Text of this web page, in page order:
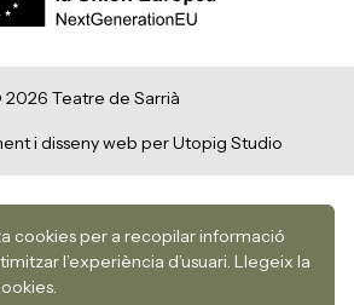
cookies per a recopilar informació
l’experiència d’usuari. Llegeix la
Teatre de Sarrià
i disseny web per Utopig Studio